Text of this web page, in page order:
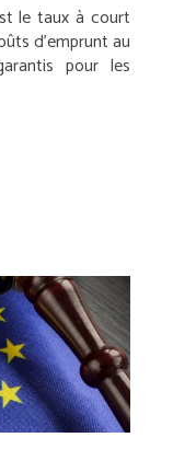
le taux à court
d’emprunt au
pour les